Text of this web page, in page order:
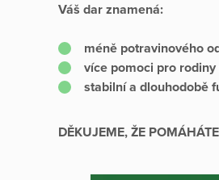
Váš dar znamená:
méně potravinového
více pomoci pro
stabilní a dlouhodobě
DĚKUJEME, ŽE